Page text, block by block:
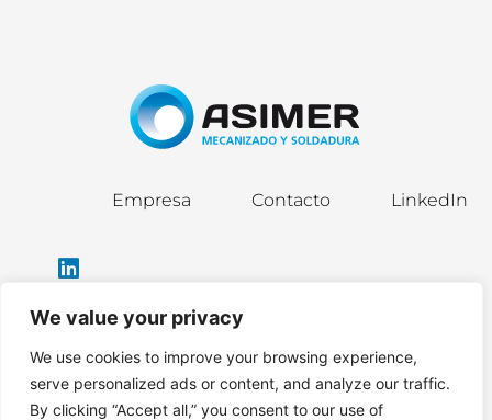
We value your privacy
We use cookies to improve your browsing experience,
serve personalized ads or content, and analyze our traffic.
By clicking “Accept all,” you consent to our use of
Empresa Contacto LinkedIn
info@asimergroup.com